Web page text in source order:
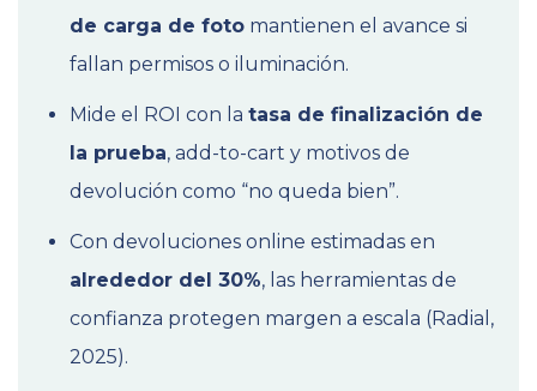
de carga de foto mantienen el avance si
fallan permisos o iluminación.
Mide el ROI con la tasa de finalización de
la prueba, add-to-cart y motivos de
devolución como “no queda bien”.
Con devoluciones online estimadas en
alrededor del 30%, las herramientas de
confianza protegen margen a escala (Radial,
2025).